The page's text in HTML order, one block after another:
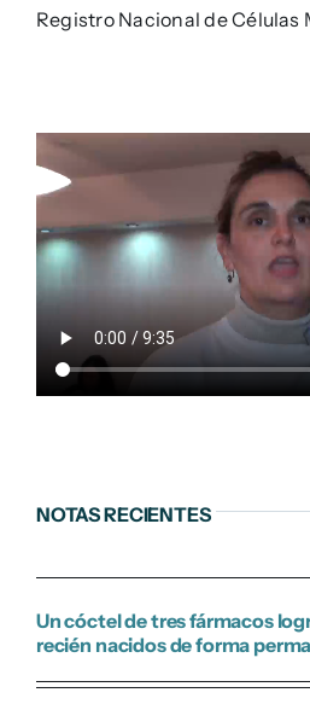
Registro Nacional de Células
NOTAS RECIENTES
Un cóctel de tres fármacos
recién nacidos de forma